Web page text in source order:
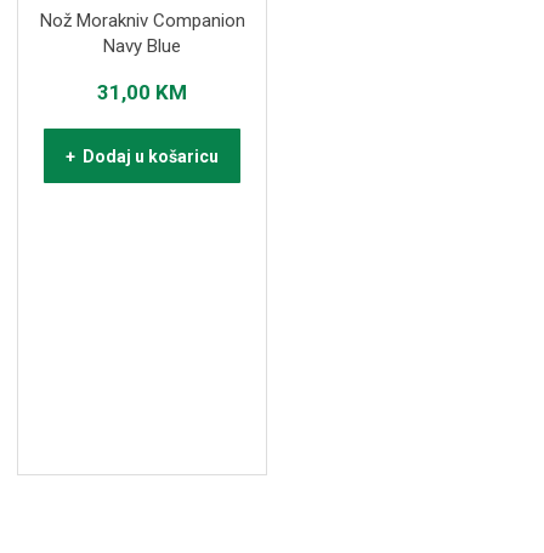
Nož Morakniv Companion
Navy Blue
31,00 KM
+ Dodaj u košaricu